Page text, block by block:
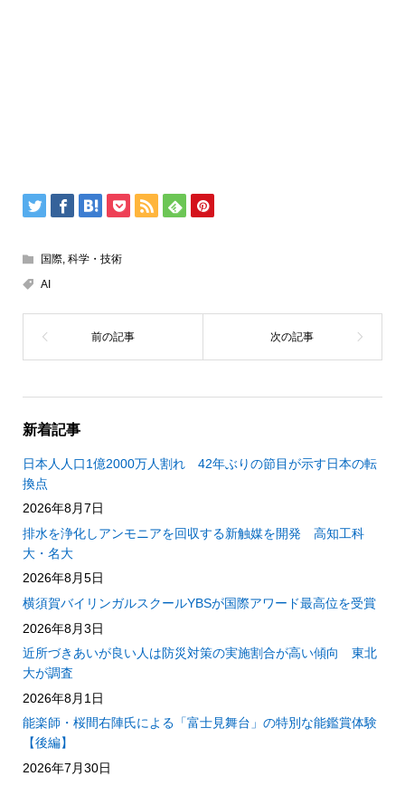
国際, 科学・技術
AI
新着記事
日本人人口1億2000万人割れ 42年ぶりの節目が示す日本の転
換点
2026年8月7日
排水を浄化しアンモニアを回収する新触媒を開発 高知工科
大・名大
2026年8月5日
横須賀バイリンガルスクールYBSが国際アワード最高位を受賞
2026年8月3日
近所づきあいが良い人は防災対策の実施割合が高い傾向 東北
大が調査
2026年8月1日
能楽師・桜間右陣氏による「富士見舞台」の特別な能鑑賞体験
【後編】
2026年7月30日